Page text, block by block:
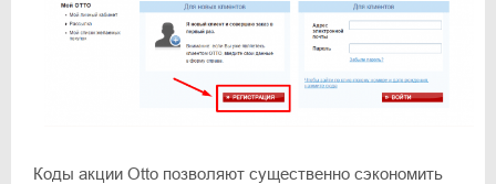
Коды акции Otto позволяют существенно сэкономить